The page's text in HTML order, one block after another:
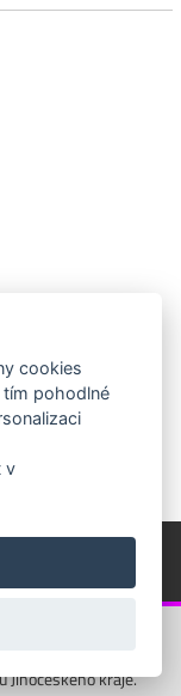
(Cookies)
Jihočeského kraje.
cookies
tím pohodlné
v